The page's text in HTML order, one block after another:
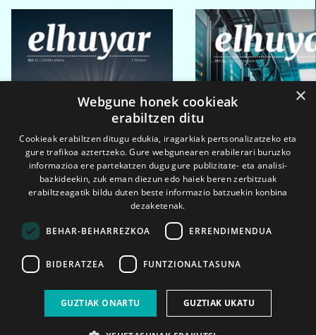
2026ko eka. 1a 2026ko mar. 1a
×
Webgune honek cookieak
erabiltzen ditu
Cookieak erabiltzen ditugu edukia, iragarkiak pertsonalizatzeko eta
gure trafikoa aztertzeko. Gure webgunearen erabilerari buruzko
informazioa ere partekatzen dugu gure publizitate- eta analisi-
bazkideekin, zuk eman diezun edo haiek beren zerbitzuak
erabiltzeagatik bildu duten beste informazio batzuekin konbina
dezaketenak.
BEHAR-BEHARREZKOA ERRENDIMENDUA
BIDERATZEA FUNTZIONALTASUNA
GUZTIAK ONARTU GUZTIAK UKATU